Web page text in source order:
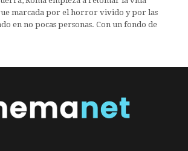
marcada por el horror vivido y por las
en no pocas personas. Con un fondo de